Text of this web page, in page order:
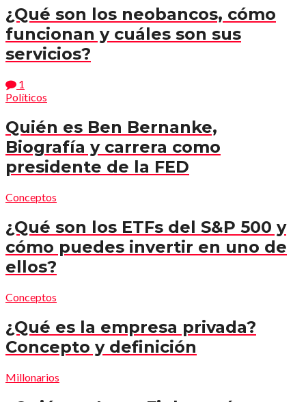
¿Qué son los neobancos, cómo
funcionan y cuáles son sus
servicios?
1
Políticos
Quién es Ben Bernanke,
Biografía y carrera como
presidente de la FED
Conceptos
¿Qué son los ETFs del S&P 500 y
cómo puedes invertir en uno de
ellos?
Conceptos
¿Qué es la empresa privada?
Concepto y definición
Millonarios